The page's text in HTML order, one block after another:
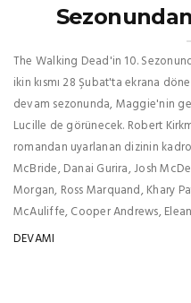
The Walking Dead'in 10.
ikin kısmı 28 Şubat'ta ekrana
devam sezonunda, Maggie'nin
Lucille de görünecek. Robert
romandan uyarlanan dizinin
McBride, Danai Gurira, Josh
Morgan, Ross Marquand, Khary
McAuliffe, Cooper Andrews,
DEVAMI